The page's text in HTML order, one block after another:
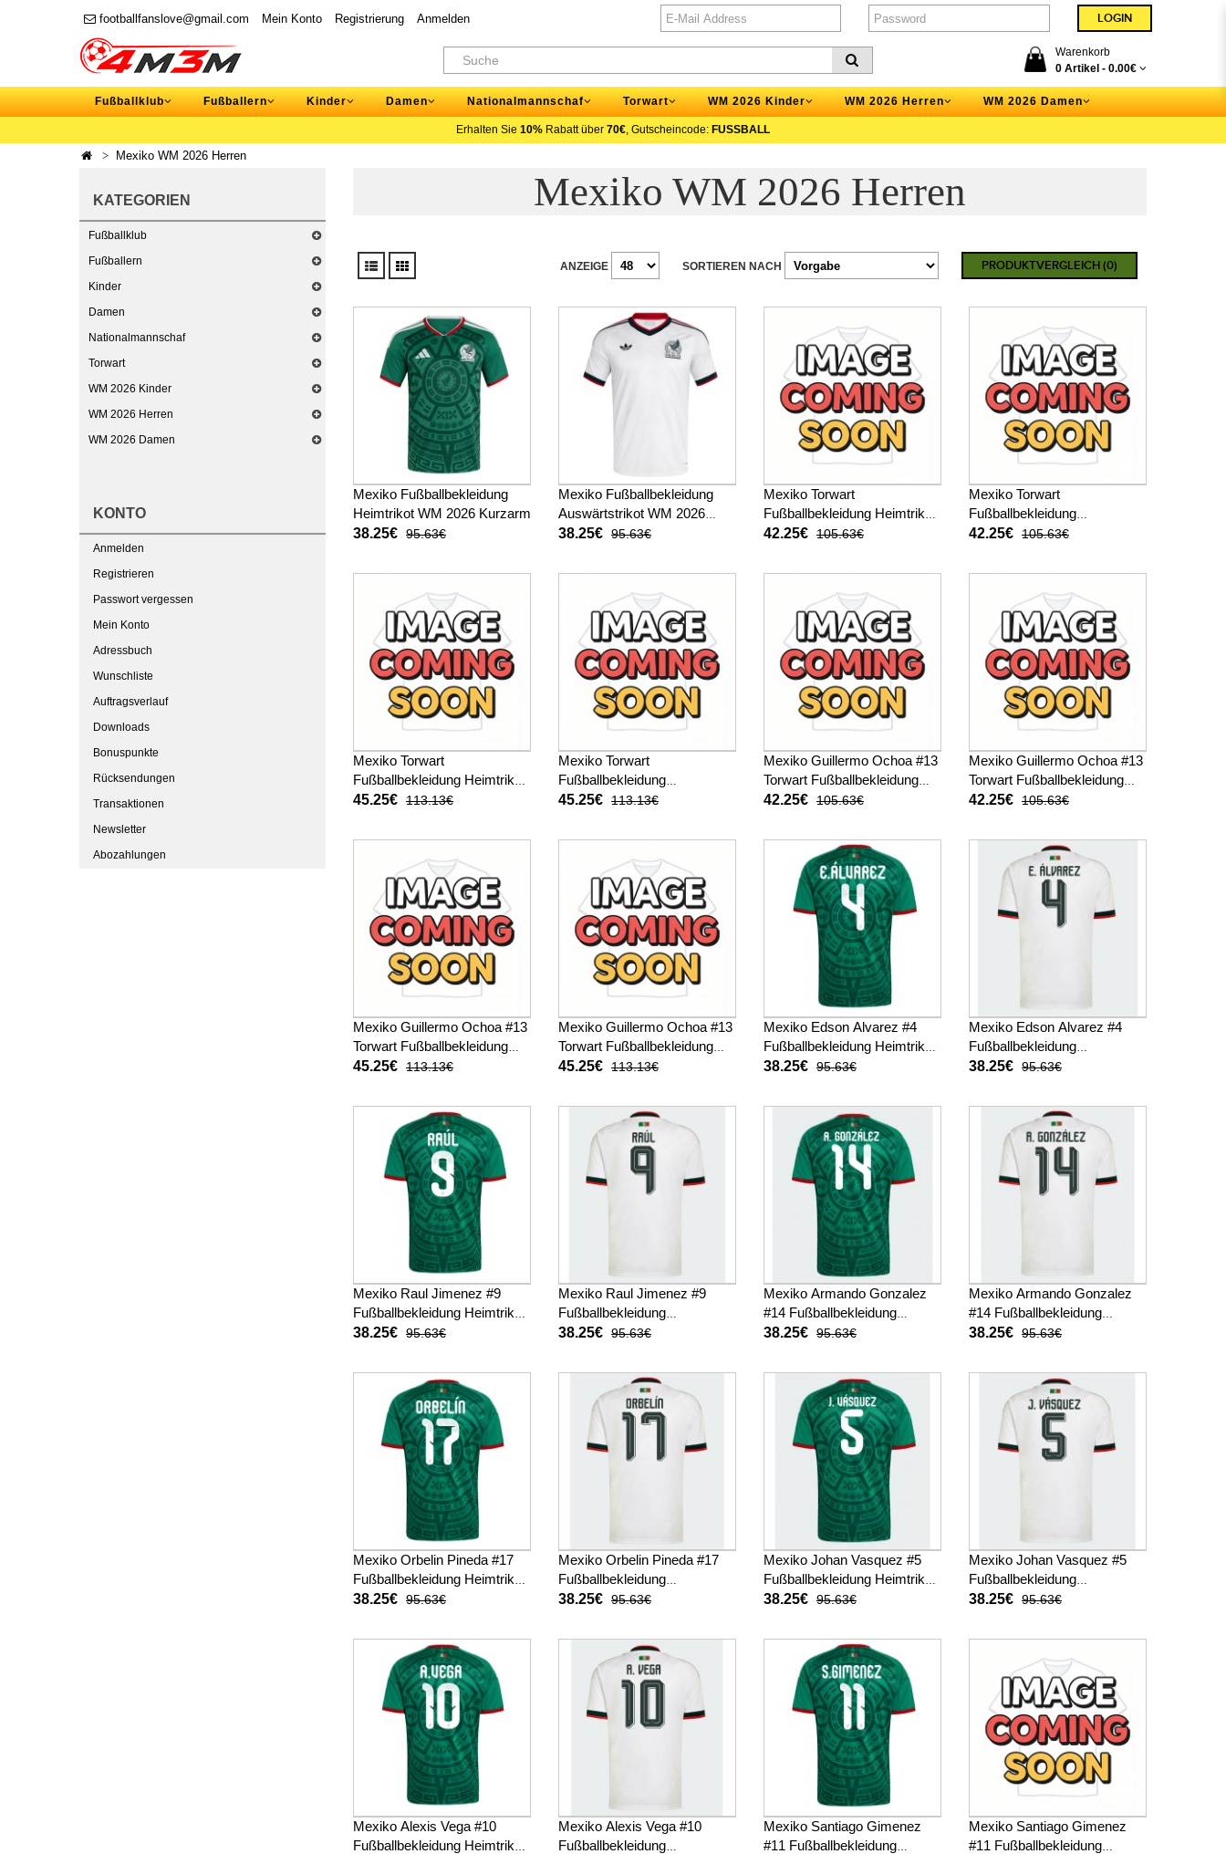
footballfanslove@gmail.com Mein Konto Registrierung Anmelden
Warenkorb
0 Artikel - 0.00€
Fußballklub Fußballern Kinder Damen Nationalmannschaf Torwart WM 2026 Kinder WM 2026 Herren WM 2026 Damen
Erhalten Sie 10% Rabatt über 70€, Gutscheincode: FUSSBALL
Mexiko WM 2026 Herren
KATEGORIEN
Fußballklub
Fußballern
Kinder
Damen
Nationalmannschaf
Torwart
WM 2026 Kinder
WM 2026 Herren
WM 2026 Damen
KONTO
Anmelden
Registrieren
Passwort vergessen
Mein Konto
Adressbuch
Wunschliste
Auftragsverlauf
Downloads
Bonuspunkte
Rücksendungen
Transaktionen
Newsletter
Abozahlungen
Mexiko WM 2026 Herren
PRODUKTVERGLEICH (0)
SORTIEREN NACH
ANZEIGE
Mexiko Fußballbekleidung
Heimtrikot WM 2026 Kurzarm
38.25€ 95.63€
Mexiko Fußballbekleidung
Auswärtstrikot WM 2026
Kurzarm
38.25€ 95.63€
Mexiko Torwart
Fußballbekleidung Heimtrikot
WM 2026 Kurzarm
42.25€ 105.63€
Mexiko Torwart
Fußballbekleidung
Auswärtstrikot WM 2026
42.25€ 105.63€
Mexiko Torwart
Fußballbekleidung Heimtrikot
WM 2026 Langarm
45.25€ 113.13€
Mexiko Torwart
Fußballbekleidung
Auswärtstrikot WM 2026
45.25€ 113.13€
Mexiko Guillermo Ochoa #13
Torwart Fußballbekleidung
Heimtrikot WM 2026 Kurzarm
42.25€ 105.63€
Mexiko Guillermo Ochoa #13
Torwart Fußballbekleidung
Auswärtstrikot WM 2026
42.25€ 105.63€
Mexiko Guillermo Ochoa #13
Torwart Fußballbekleidung
Heimtrikot WM 2026
45.25€ 113.13€
Mexiko Guillermo Ochoa #13
Torwart Fußballbekleidung
Auswärtstrikot WM 2026
45.25€ 113.13€
Mexiko Edson Alvarez #4
Fußballbekleidung Heimtrikot
WM 2026 Kurzarm
38.25€ 95.63€
Mexiko Edson Alvarez #4
Fußballbekleidung
Auswärtstrikot WM 2026
38.25€ 95.63€
Mexiko Raul Jimenez #9
Fußballbekleidung Heimtrikot
WM 2026 Kurzarm
38.25€ 95.63€
Mexiko Raul Jimenez #9
Fußballbekleidung
Auswärtstrikot WM 2026
38.25€ 95.63€
Mexiko Armando Gonzalez
#14 Fußballbekleidung
Heimtrikot WM 2026 Kurzarm
38.25€ 95.63€
Mexiko Armando Gonzalez
#14 Fußballbekleidung
Auswärtstrikot WM 2026
38.25€ 95.63€
Mexiko Orbelin Pineda #17
Fußballbekleidung Heimtrikot
WM 2026 Kurzarm
38.25€ 95.63€
Mexiko Orbelin Pineda #17
Fußballbekleidung
Auswärtstrikot WM 2026
38.25€ 95.63€
Mexiko Johan Vasquez #5
Fußballbekleidung Heimtrikot
WM 2026 Kurzarm
38.25€ 95.63€
Mexiko Johan Vasquez #5
Fußballbekleidung
Auswärtstrikot WM 2026
38.25€ 95.63€
Mexiko Alexis Vega #10
Fußballbekleidung Heimtrikot
Mexiko Alexis Vega #10
Fußballbekleidung
Mexiko Santiago Gimenez
#11 Fußballbekleidung
Mexiko Santiago Gimenez
#11 Fußballbekleidung